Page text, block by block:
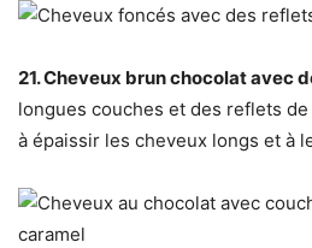
21. Cheveux brun chocolat avec
longues couches et des reflets
à épaissir les cheveux longs et à